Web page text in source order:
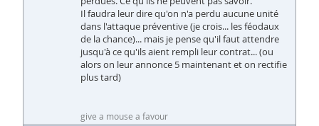
Il faudra leur dire qu'on n'a perdu aucune unité
dans l'attaque préventive (je crois... les féodaux
de la chance)... mais je pense qu'il faut attendre
jusqu'à ce qu'ils aient rempli leur contrat... (ou
alors on leur annonce 5 maintenant et on rectifie
plus tard)
give a mouse a favour